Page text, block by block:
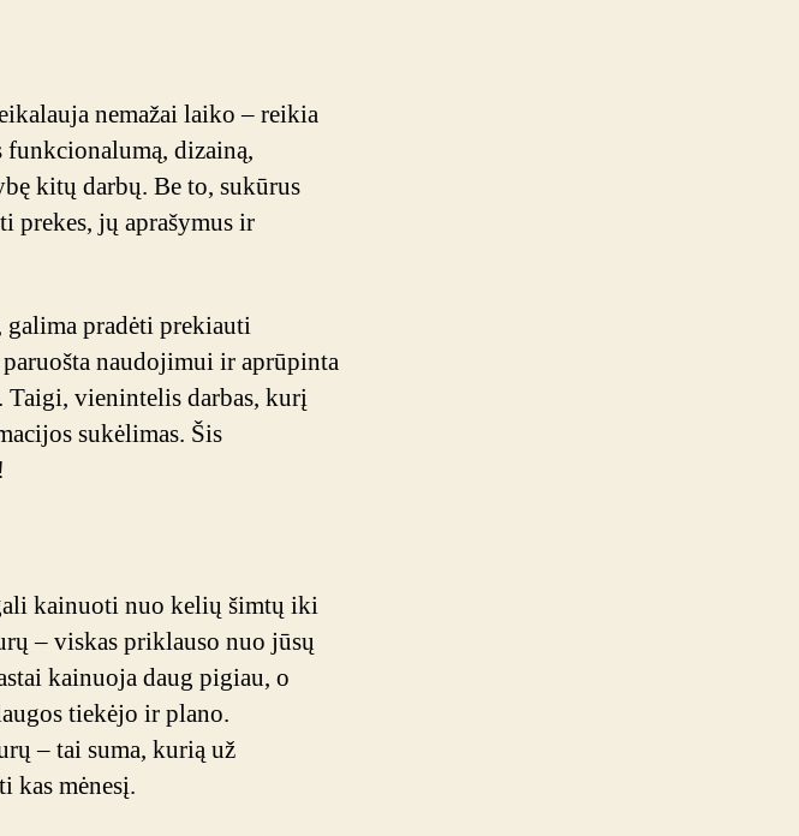
nemažai laiko – reikia
dizainą,
kitų darbų. Be to, sukūrus
prekes, jų aprašymus ir
pradėti prekiauti
naudojimui ir aprūpinta
vienintelis darbas, kurį
sukėlimas. Šis
kainuoti nuo kelių šimtų iki
– viskas priklauso nuo jūsų
kainuoja daug pigiau, o
tiekėjo ir plano.
– tai suma, kurią už
kas mėnesį.